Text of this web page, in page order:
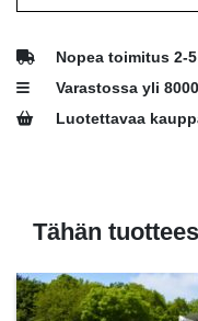
Nopea toimitus 2-
Varastossa yli
Luotettavaa
Tähän